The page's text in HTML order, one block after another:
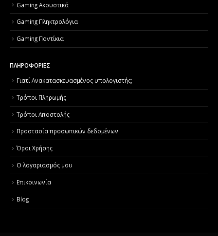
Gaming Ακουστικά
Gaming Πληκτρολόγια
Gaming Ποντίκια
ΠΛΗΡΟΦΟΡΙΕΣ
Γιατί Aνακατασκευασμένος υπολογιστής;
Τρόποι Πληρωμής
Τρόποι Αποστολής
Προστασία προσωπικών δεδομένων
Όροι Χρήσης
Ο λογαριασμός μου
Επικοινωνία
Blog